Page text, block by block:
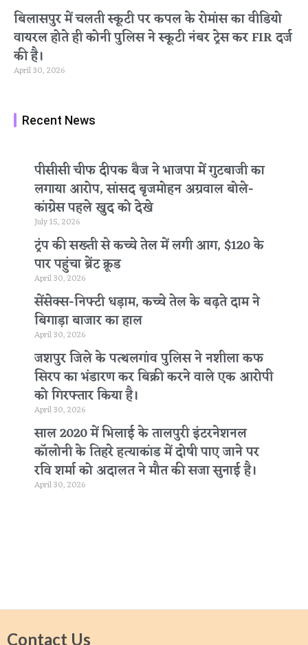
बिलासपुर में चलती स्कूटी पर कपल के रोमांस का वीडियो
वायरल होते ही कोनी पुलिस ने स्कूटी नंबर ट्रेस कर FIR दर्ज
की है।
April 30, 2026
Recent News
पीसीसी चीफ दीपक बैज ने भाजपा में गुटबाजी का
लगाया आरोप, सांसद बृजमोहन अग्रवाल बोले-
कांग्रेस पहले खुद को देखे
July 15, 2026
ट्रंप की सख्ती से कच्चे तेल में लगी आग, $120 के
पार पहुंचा ब्रेंट क्रूड
April 30, 2026
सेंसेक्स-निफ्टी धड़ाम, कच्चे तेल के बढ़ते दाम ने
बिगाड़ा बाजार का हाल
April 30, 2026
जशपुर जिले के पत्थलगांव पुलिस ने नशीला कफ
सिरप का भंडारण कर बिक्री करने वाले एक आरोपी
को गिरफ्तार किया है।
April 30, 2026
साल 2020 में भिलाई के तालपुरी इंटरनेशनल
कॉलोनी के तिहरे हत्याकांड में दोषी पाए जाने पर
रवि शर्मा को अदालत ने मौत की सजा सुनाई है।
April 30, 2026
Contact Us